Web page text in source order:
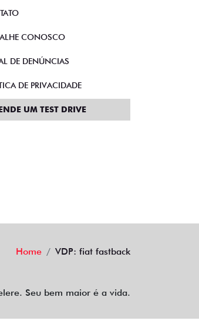
CONOSCO
DE DENÚNCIAS
DE PRIVACIDADE
UM TEST DRIVE
Home VDP: fiat fastback
Seu bem maior é a vida.